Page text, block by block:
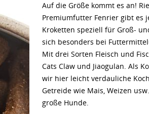
Auf die Größe kommt es an!
Premiumfutter Fenrier gibt es
Kroketten speziell für Groß-
sich besonders bei
Mit drei Sorten Fleisch und
Cats Claw und Jiaogulan. Als
wir hier leicht verdauliche
Getreide wie Mais, Weizen
große Hunde.